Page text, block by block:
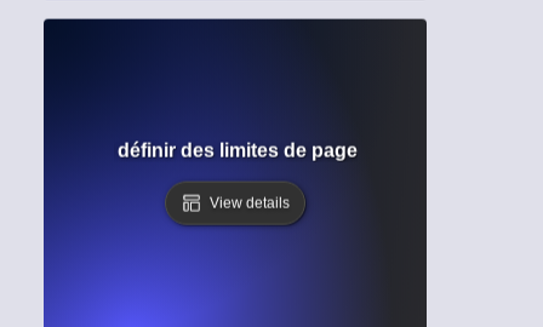
pour définir des limites de page appropriées dans
View details